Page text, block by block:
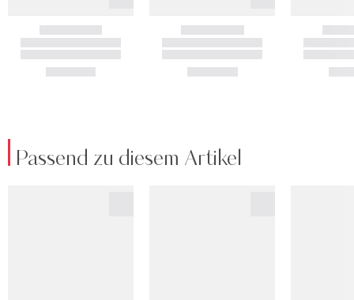
Passend zu diesem Artikel